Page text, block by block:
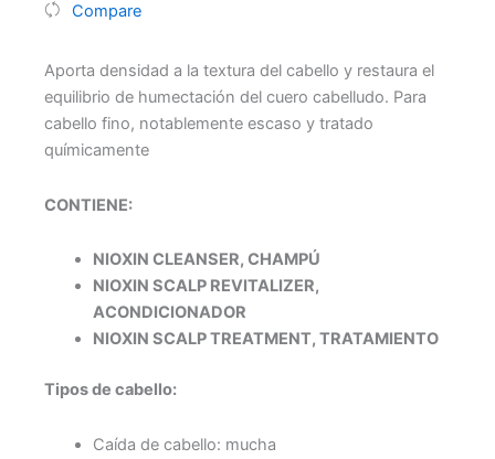
Compare
Aporta densidad a la textura del cabello y restaura el
equilibrio de humectación del cuero cabelludo. Para
cabello fino, notablemente escaso y tratado
químicamente
CONTIENE:
NIOXIN CLEANSER, CHAMPÚ
NIOXIN SCALP REVITALIZER,
ACONDICIONADOR
NIOXIN SCALP TREATMENT, TRATAMIENTO
Tipos de cabello:
Caída de cabello: mucha